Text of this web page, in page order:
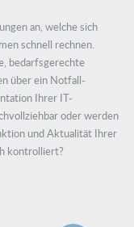
an, welche sich
schnell rechnen.
bedarfsgerechte
über ein Notfall-
Ihrer IT-
oder werden
und Aktualität Ihrer
kontrolliert?